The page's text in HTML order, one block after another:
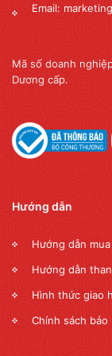
Email:
Mã số doanh
Dương cấp.
Hướng dẫn
Hướng dẫn
Hướng dẫn
Hình thức giao
Chính sách bảo